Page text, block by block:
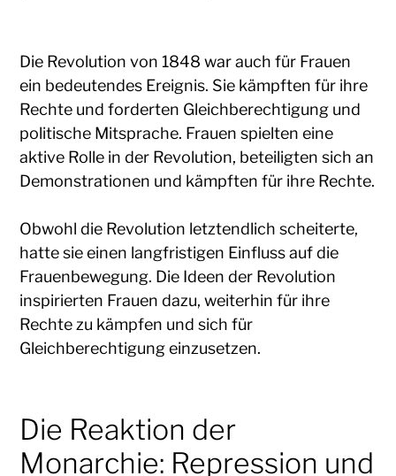
Die Revolution von 1848 war auch für Frauen
ein bedeutendes Ereignis. Sie kämpften für ihre
Rechte und forderten Gleichberechtigung und
politische Mitsprache. Frauen spielten eine
aktive Rolle in der Revolution, beteiligten sich an
Demonstrationen und kämpften für ihre Rechte.
Obwohl die Revolution letztendlich scheiterte,
hatte sie einen langfristigen Einfluss auf die
Frauenbewegung. Die Ideen der Revolution
inspirierten Frauen dazu, weiterhin für ihre
Rechte zu kämpfen und sich für
Gleichberechtigung einzusetzen.
Die Reaktion der
Monarchie: Repression und